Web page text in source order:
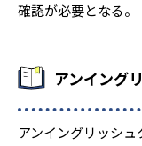
確認が必要となる。
アンイング
アンイングリッシ